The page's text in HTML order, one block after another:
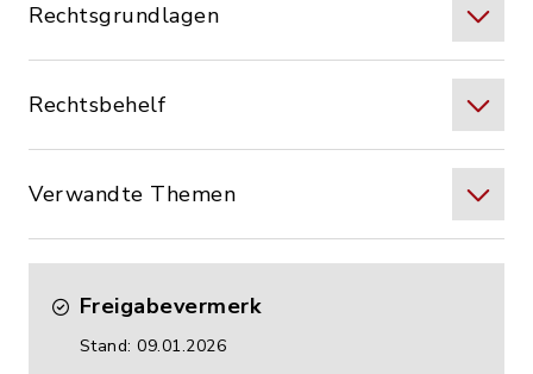
Rechtsgrundlagen
Rechtsbehelf
Verwandte Themen
Freigabevermerk
Stand: 09.01.2026